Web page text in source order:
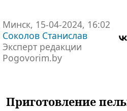
Минск, 15-04-2024, 16:02
Соколов Станислав
Эксперт редакции
Pogovorim.by
Приготовление